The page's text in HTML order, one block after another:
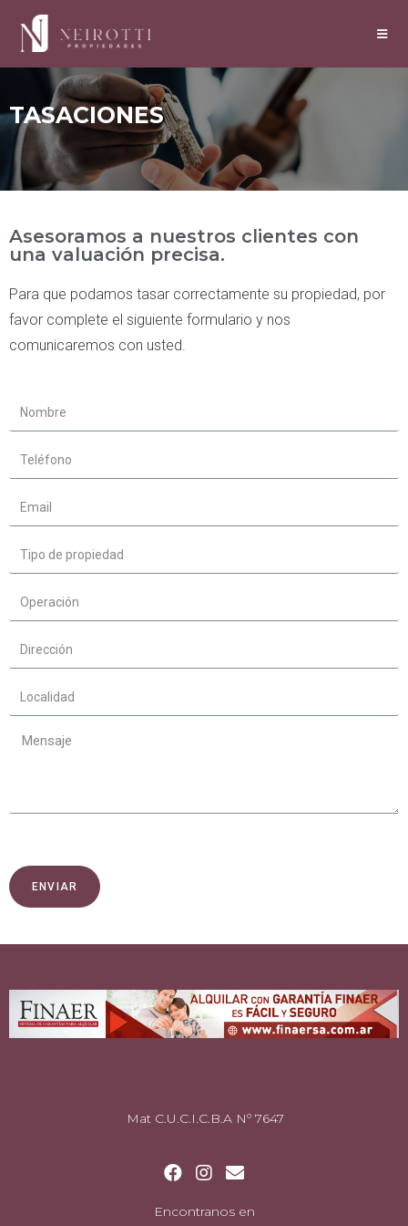
TASACIONES
Asesoramos a nuestros clientes con
una valuación precisa.
Para que podamos tasar correctamente su propiedad, por
favor complete el siguiente formulario y nos
comunicaremos con usted.
ENVIAR
Mat C.U.C.I.C.B.A Nº 7647
Encontranos en